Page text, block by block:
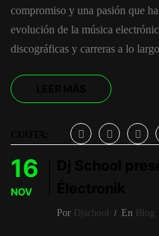
compromiso y una pasión que
evolución de la música
discográficas y carreras a lo
16
NOV
Por Djschool En Blog